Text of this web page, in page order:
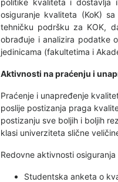
politike kvaliteta i dostavlja
osiguranje kvaliteta (KoK)
tehničku podršku za KOK,
obrađuje i analizira podatke
jedinicama (fakultetima i
Aktivnosti na praćenju i
Praćenje i unapređenje
poslije postizanja praga
postizanju sve boljih i boljih
klasi univerziteta slične
Redovne aktivnosti
Studentska anketa o